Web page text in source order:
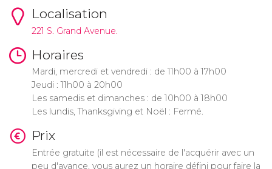
Localisation
221 S. Grand Avenue.
Horaires
Mardi, mercredi et vendredi : de 11h00 à 17h00
Jeudi : 11h00 à 20h00
Les samedis et dimanches : de 10h00 à 18h00
Les lundis, Thanksgiving et Noël : Fermé.
Prix
Entrée gratuite (il est nécessaire de l'acquérir avec un
peu d'avance, vous aurez un horaire défini pour faire la